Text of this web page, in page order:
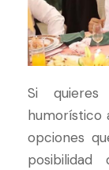
Si
humorístico
opciones